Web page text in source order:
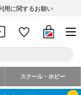
用に関するお願い
スクール・ホビー